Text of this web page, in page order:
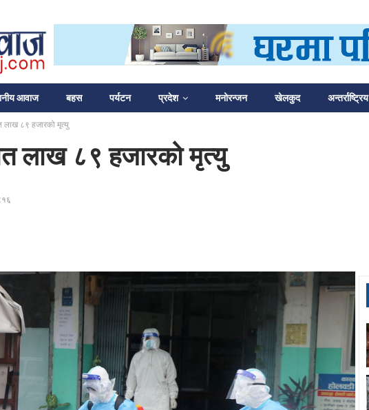
आवाज बहस पर्यटन प्रदेश मनोरन्जन खेलकुद अन्तर्राष्ट्रिय
लाख ८९ हजारको मृत्यु
लाख ८९ हजारको मृत्यु